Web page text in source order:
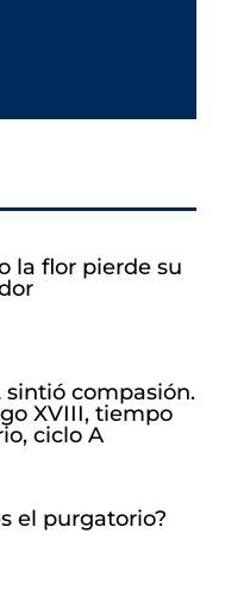
la flor pierde su
sintió compasión.
XVIII, tiempo
ciclo A
el purgatorio?